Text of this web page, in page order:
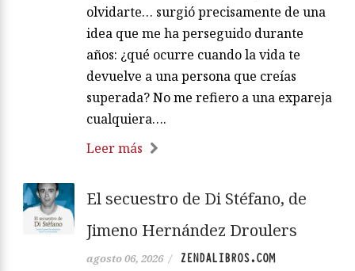
olvidarte… surgió precisamente de una
idea que me ha perseguido durante
años: ¿qué ocurre cuando la vida te
devuelve a una persona que creías
superada? No me refiero a una expareja
cualquiera….
Leer más
El secuestro de Di Stéfano, de
Jimeno Hernández Droulers
agosto 06, 2026 / ZENDALIBROS.COM